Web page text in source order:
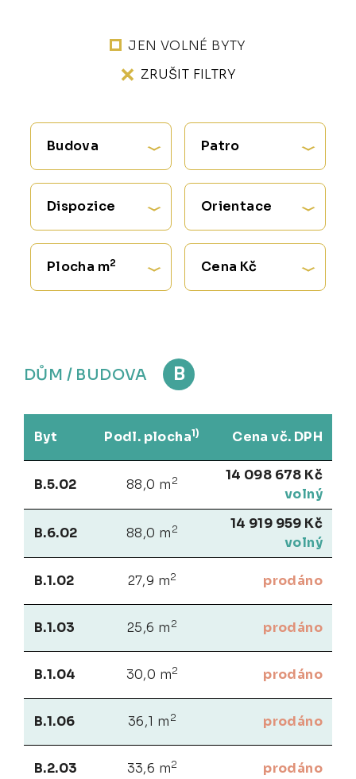
JEN VOLNÉ BYTY
ZRUŠIT FILTRY
Budova Patro
Dispozice Orientace
Plocha m2 Cena Kč
DŮM / BUDOVA B
Byt Podl. plocha1) Cena vč. DPH
B.5.02 88,0 m 2
14 098 678 Kč
volný
B.6.02 88,0 m 2
14 919 959 Kč
volný
B.1.02 27,9 m2 prodáno
B.1.03 25,6 m 2 prodáno
B.1.04 30,0 m2 prodáno
B.1.06 36,1 m 2 prodáno
B.2.03 33,6 m2 prodáno